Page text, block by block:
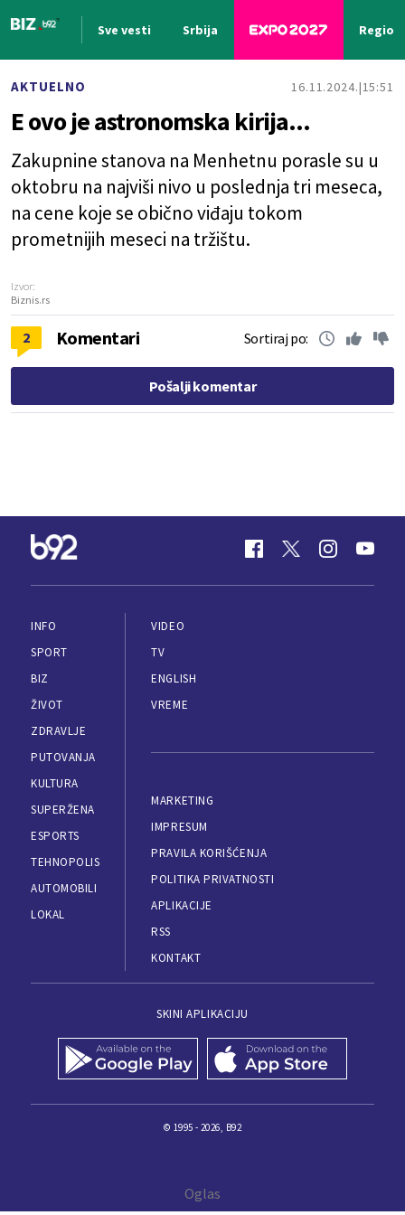
Sve vesti Srbija Region
AKTUELNO 16.11.2024. 15:51
E ovo je astronomska kirija...
Zakupnine stanova na Menhetnu porasle su u
oktobru na najviši nivo u poslednja tri meseca,
na cene koje se obično viđaju tokom
prometnijih meseci na tržištu.
Izvor:
Biznis.rs
2 Komentari Sortiraj po:
Pošalji komentar
INFO
SPORT
BIZ
ŽIVOT
ZDRAVLJE
PUTOVANJA
KULTURA
SUPERŽENA
ESPORTS
TEHNOPOLIS
AUTOMOBILI
LOKAL
VIDEO
TV
ENGLISH
VREME
MARKETING
IMPRESUM
PRAVILA KORIŠĆENJA
POLITIKA PRIVATNOSTI
APLIKACIJE
RSS
KONTAKT
SKINI APLIKACIJU
© 1995 - 2026, B92